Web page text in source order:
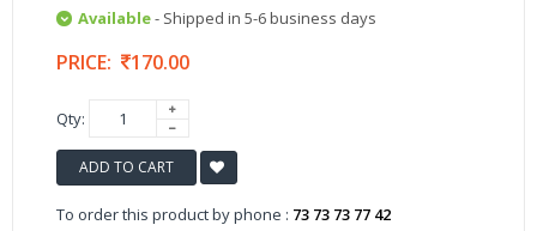
Available- Shipped in 5-6 business days
PRICE: 170.00
Qty:
ADD TO CART
To order this product by phone : 73 73 73 77 42